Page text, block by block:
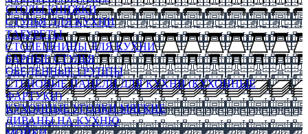
СТОЛЫ КНИЖКИ
СТУЛЬЯ ДЛЯ КУХНИ
ТАБУРЕТЫ
СТОЛЕШНИЦЫ ДЛЯ КУХНИ
БАРНЫЕ СТУЛЬЯ
ОБЕДЕННЫЕ ГРУППЫ
СТЕНОВЫЕ ПАНЕЛИ ДЛЯ КУХНИ (КУХОННЫЕ
ФАРТУКИ)
КУХОННЫЕ УГОЛКИ МЯГКИЕ
ДИВАНЫ НА КУХНЮ